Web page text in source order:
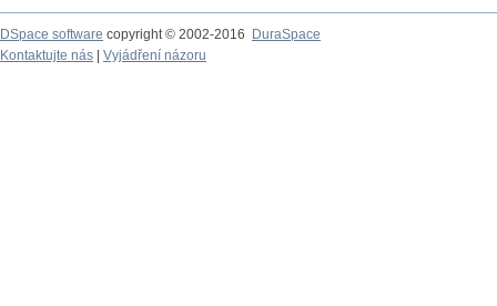
DSpace software copyright © 2002-2016
DuraSpace
Kontaktujte nás
Vyjádření názoru